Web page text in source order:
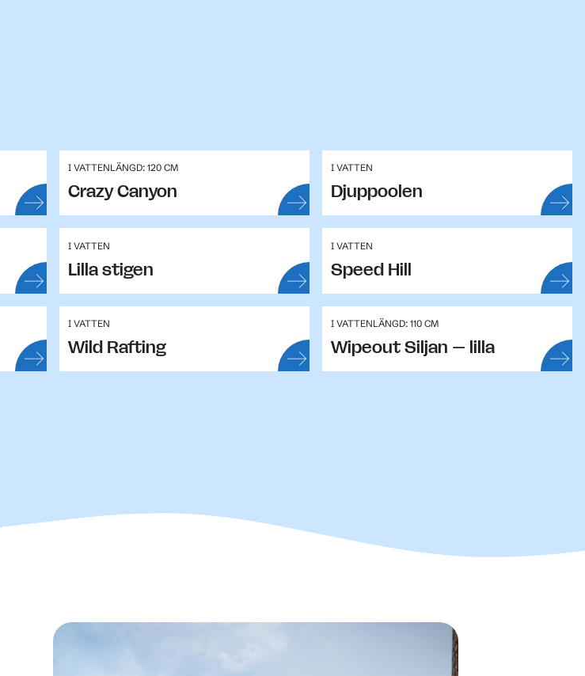
I VATTENLÄNGD: 120 CM
Crazy Canyon
I VATTEN
Djuppoolen
I VATTEN
Lilla stigen
I VATTEN
Speed Hill
I VATTEN
Wild Rafting
I VATTENLÄNGD: 110 CM
Wipeout Siljan – lilla